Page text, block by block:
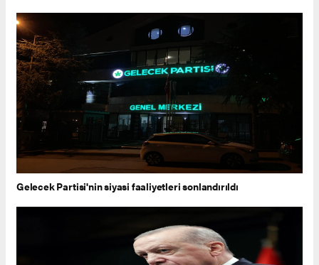
Gelecek Partisi'nin siyasi faaliyetleri sonlandırıldı